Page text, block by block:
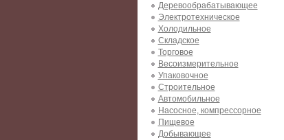
Деревообрабатывающее
Электротехническое
Холодильное
Складское
Торговое
Весоизмерительное
Упаковочное
Строительное
Автомобильное
Насосное, компрессорное
Пищевое
Добывающее